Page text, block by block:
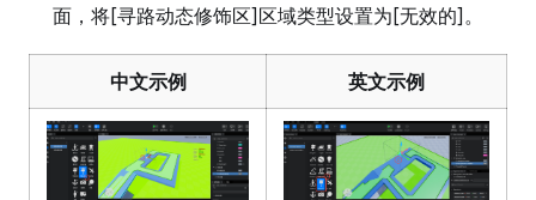
面，将[寻路动态修饰区]区域类型设置为[无效的]。
中文示例 英文示例